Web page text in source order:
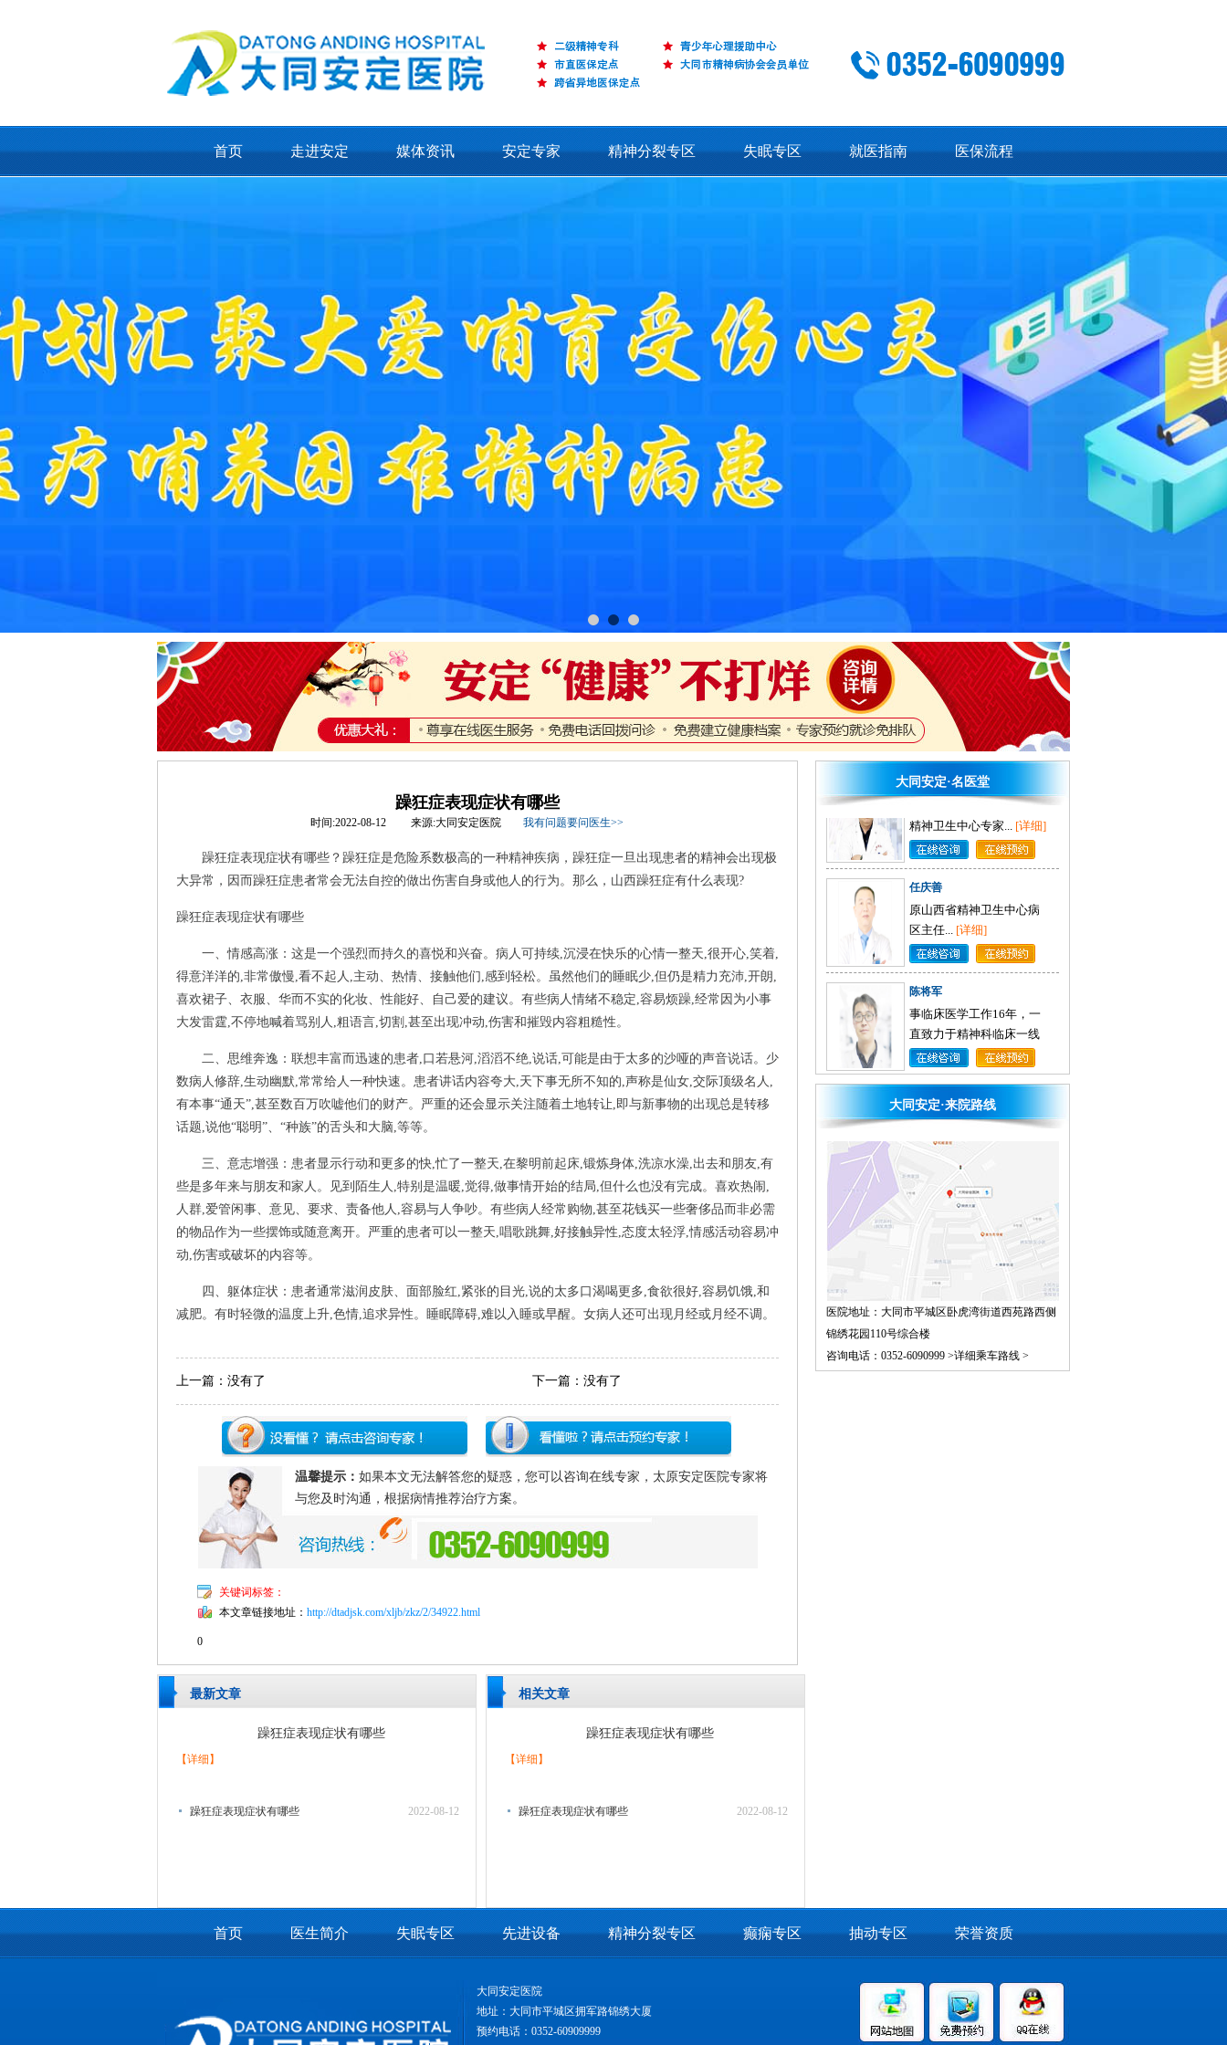
首页 走进安定 媒体资讯 安定专家 精神分裂专区 失眠专区 就医指南 医保流程
躁狂症表现症状有哪些
时间:2022-08-12 来源:大同安定医院 我有问题要问医生>>
躁狂症表现症状有哪些？躁狂症是危险系数极高的一种精神疾病，躁狂症一旦出现患者的精神会出现极
大异常，因而躁狂症患者常会无法自控的做出伤害自身或他人的行为。那么，山西躁狂症有什么表现?
躁狂症表现症状有哪些
一、情感高涨：这是一个强烈而持久的喜悦和兴奋。病人可持续,沉浸在快乐的心情一整天,很开心,笑着,
得意洋洋的,非常傲慢,看不起人,主动、热情、接触他们,感到轻松。虽然他们的睡眠少,但仍是精力充沛,开朗,
喜欢裙子、衣服、华而不实的化妆、性能好、自己爱的建议。有些病人情绪不稳定,容易烦躁,经常因为小事
大发雷霆,不停地喊着骂别人,粗语言,切割,甚至出现冲动,伤害和摧毁内容粗糙性。
二、思维奔逸：联想丰富而迅速的患者,口若悬河,滔滔不绝,说话,可能是由于太多的沙哑的声音说话。少
数病人修辞,生动幽默,常常给人一种快速。患者讲话内容夸大,天下事无所不知的,声称是仙女,交际顶级名人,
有本事“通天”,甚至数百万吹嘘他们的财产。严重的还会显示关注随着土地转让,即与新事物的出现总是转移
话题,说他“聪明”、“种族”的舌头和大脑,等等。
三、意志增强：患者显示行动和更多的快,忙了一整天,在黎明前起床,锻炼身体,洗凉水澡,出去和朋友,有
些是多年来与朋友和家人。见到陌生人,特别是温暖,觉得,做事情开始的结局,但什么也没有完成。喜欢热闹,
人群,爱管闲事、意见、要求、责备他人,容易与人争吵。有些病人经常购物,甚至花钱买一些奢侈品而非必需
的物品作为一些摆饰或随意离开。严重的患者可以一整天,唱歌跳舞,好接触异性,态度太轻浮,情感活动容易冲
动,伤害或破坏的内容等。
四、躯体症状：患者通常滋润皮肤、面部脸红,紧张的目光,说的太多口渴喝更多,食欲很好,容易饥饿,和
减肥。有时轻微的温度上升,色情,追求异性。睡眠障碍,难以入睡或早醒。女病人还可出现月经或月经不调。
上一篇：没有了 下一篇：没有了
温馨提示： 如果本文无法解答您的疑惑，您可以咨询在线专家，太原安定医院专家将
与您及时沟通，根据病情推荐治疗方案。
关键词标签：
本文章链接地址： http://dtadjsk.com/xljb/zkz/2/34922.html
0
最新文章
躁狂症表现症状有哪些
【详细】
躁狂症表现症状有哪些 2022-08-12
相关文章
躁狂症表现症状有哪些
【详细】
躁狂症表现症状有哪些 2022-08-12
大同安定·名医堂
郭红利 主任医师 原北京安
费宝义 特聘专家
费宝义 从事精神科临床工
作四十余年。国内知名精
神科专家...[详细]
范春云 太原安定医院精神科
主任
范春云 主任医师 原山西省
精神卫生中心专家...[详细]
任庆善
原山西省精神卫生中心病
区主任...
[详细]
陈将军
事临床医学工作16年，一
直致力于精神科临床一线
工作。不仅医术精湛...
[详
细]
张方
三十多年一直工作在临床
一线，高级心理咨询师，
作……...
从事内科临床工作近30
年，具有丰富的临床经
[详细]
擅长中西医结合治疗内科
常见疾病...
直致力于精神科临床一线
工作。不仅医术精湛...[详
细]
三十多年一直工作在临床
大同安定·来院路线
医院地址：大同市平城区卧虎湾街道西苑路西侧
锦绣花园110号综合楼
咨询电话：0352-6090999 >详细乘车路线 >
首页 医生简介 失眠专区 先进设备 精神分裂专区 癫痫专区 抽动专区 荣誉资质
大同安定医院
地址：大同市平城区拥军路锦绣大厦
预约电话：0352-60909999